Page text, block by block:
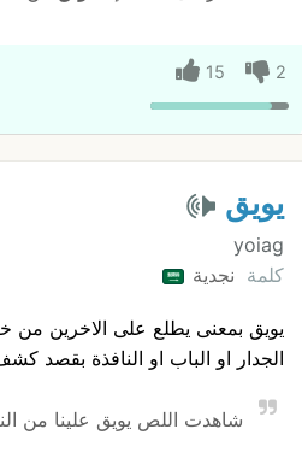
2
15
يويق
yoiag
كلمة نجدية
يويق بمعنى يطلع على الاخرين من
الجدار او الباب او النافذة بقصد
شاهدت اللص يويق علينا من